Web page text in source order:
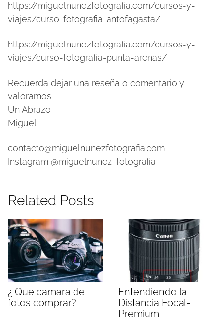
https://miguelnunezfotografia.com/cursos-y-
viajes/curso-fotografia-antofagasta/
https://miguelnunezfotografia.com/cursos-y-
viajes/curso-fotografia-punta-arenas/
Recuerda dejar una reseña o comentario y
valorarnos.
Un Abrazo
Miguel
contacto@miguelnunezfotografia.com
Instagram @miguelnunez_fotografia
Related Posts
¿ Que camara de
fotos comprar?
Entendiendo la
Distancia Focal-
Premium